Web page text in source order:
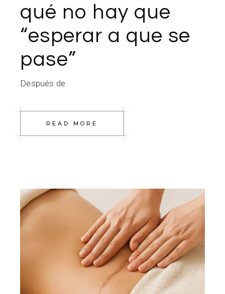
qué no hay que
“esperar a que se
pase”
Después de
READ MORE